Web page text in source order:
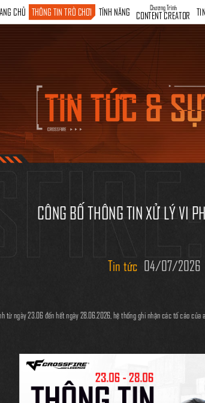
CÔNG BỐ THÔNG TIN XỬ LÝ VI
Tin tức 04/07/2026
ngày 23.06 đến hết ngày 28.06.2026, hệ thống ghi nhận các tố cáo
CHỦ THÔNG TIN TRÒ CHƠI TÍNH NĂNG Chương Trình
CONTENT CREATOR